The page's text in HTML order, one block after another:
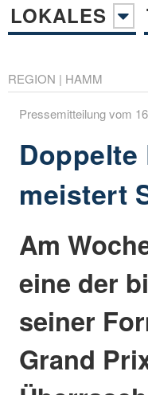
LOKALES
REGION | HAMM
Pressemitteilung vom
Doppelte
meistert
Am
eine der
seiner
Grand